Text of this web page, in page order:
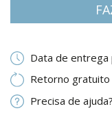
Data de entrega
Retorno gratuito
Precisa de ajuda?